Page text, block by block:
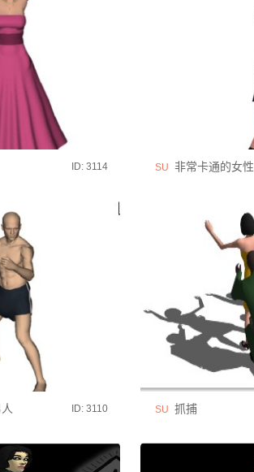
ID: 3114 SU 非常卡通的女性
ID: 3110 SU 抓捕